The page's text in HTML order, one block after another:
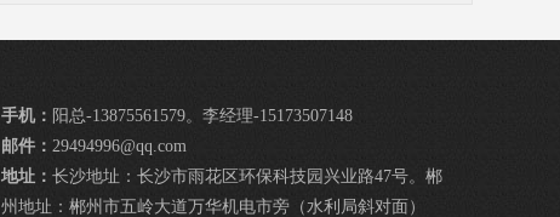
手机： 阳总-13875561579。李经理-15173507148
邮件： 29494996@qq.com
地址： 长沙地址：长沙市雨花区环保科技园兴业路47号。郴
州地址：郴州市五岭大道万华机电市旁（水利局斜对面）